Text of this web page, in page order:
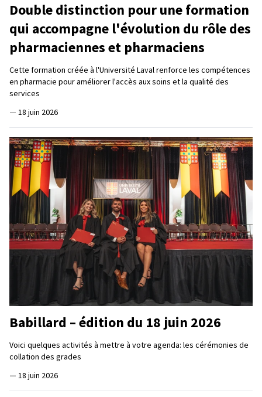
Double distinction pour une formation
qui accompagne l'évolution du rôle des
pharmaciennes et pharmaciens
Cette formation créée à l'Université Laval renforce les compétences
en pharmacie pour améliorer l'accès aux soins et la qualité des
services
— 18 juin 2026
Babillard – édition du 18 juin 2026
Voici quelques activités à mettre à votre agenda: les cérémonies de
collation des grades
— 18 juin 2026